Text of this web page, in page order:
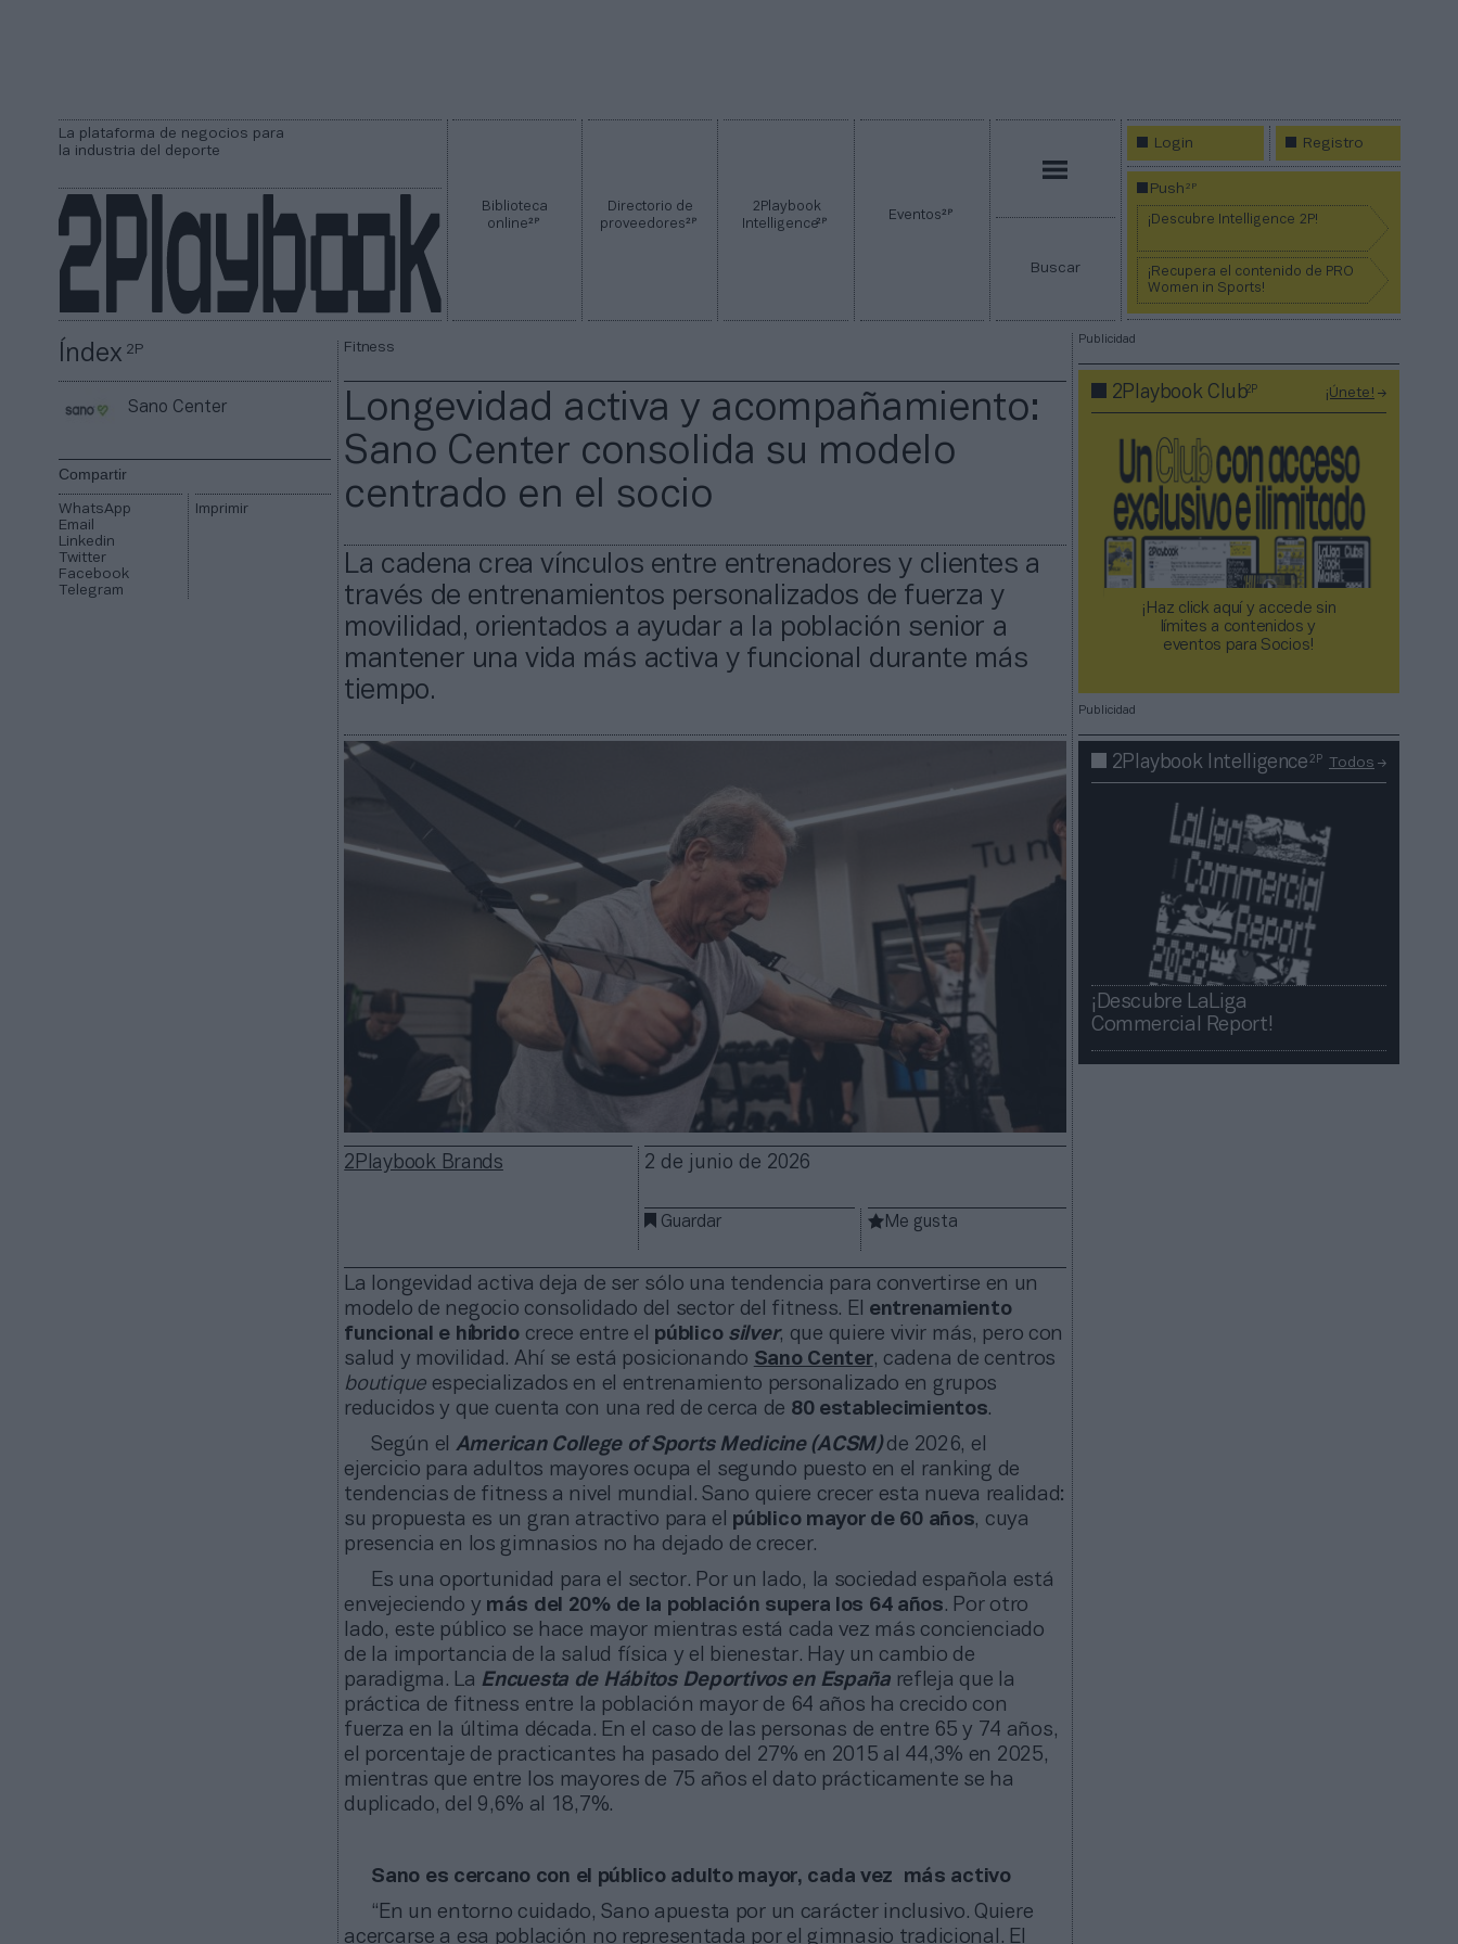
La plataforma de negocios para
la industria del deporte
Biblioteca
online2P
Directorio de
proveedores2P
2Playbook
Intelligence2P Eventos2P
Buscar
Login Registro
Push2P
¡Descubre Intelligence 2P!
¡Recupera el contenido de PRO
Women in Sports!
Índex2P
Sano Center
Compartir
WhatsApp
Email
Linkedin
Twitter
Facebook
Telegram
Imprimir
Fitness
Longevidad activa y acompañamiento:
Sano Center consolida su modelo
centrado en el socio
La cadena crea vínculos entre entrenadores y clientes a
través de entrenamientos personalizados de fuerza y
movilidad, orientados a ayudar a la población senior a
mantener una vida más activa y funcional durante más
tiempo.
2Playbook Brands 2 de junio de 2026
Guardar Me gusta
La longevidad activa deja de ser sólo una tendencia para convertirse en un
modelo de negocio consolidado del sector del fitness. El entrenamiento
funcional e híbridocrece entre el público silver, que quiere vivir más, pero con
salud y movilidad. Ahí se está posicionando Sano Center, cadena de centros
boutique especializados en el entrenamiento personalizado en grupos
reducidos y que cuenta con una red de cerca de 80 establecimientos.
Según el American College of Sports Medicine (ACSM) de 2026, el
ejercicio para adultos mayores ocupa el segundo puesto en el ranking de
tendencias de fitness a nivel mundial. Sano quiere crecer esta nueva realidad:
su propuesta es un gran atractivo para el público mayor de 60 años, cuya
presencia en los gimnasios no ha dejado de crecer.
Es una oportunidad para el sector. Por un lado, la sociedad española está
envejeciendo y más del 20% de la población supera los 64 años. Por otro
lado, este público se hace mayor mientras está cada vez más concienciado
de la importancia de la salud física y el bienestar. Hay un cambio de
paradigma. La Encuesta de Hábitos Deportivos en Españarefleja que la
práctica de fitness entre la población mayor de 64 años ha crecido con
fuerza en la última década. En el caso de las personas de entre 65 y 74 años,
el porcentaje de practicantes ha pasado del 27% en 2015 al 44,3% en 2025,
mientras que entre los mayores de 75 años el dato prácticamente se ha
duplicado, del 9,6% al 18,7%.
Sano es cercano con el público adulto mayor, cada vez más activo
“En un entorno cuidado, Sano apuesta por un carácter inclusivo. Quiere
acercarse a esa población no representada por el gimnasio tradicional. El
Publicidad
2Playbook Club2P ¡Únete!
¡Haz click aquí y accede sin
límites a contenidos y
eventos para Socios!​​​​​​​
Publicidad
2Playbook Intelligence2P Todos
¡Descubre LaLiga
Commercial Report!​​